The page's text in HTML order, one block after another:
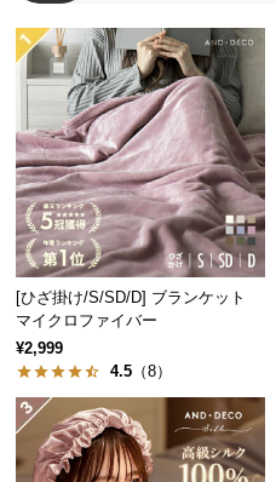
て
入
経
路
に
つ
い
て
返
品・
キ
ャ
ン
[ひざ掛け/S/SD/D] ブランケット
マイクロファイバー
¥2,999
4.5 （8）